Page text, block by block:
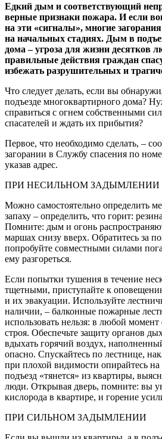
Едкий дым и соответствующий
верные признаки пожара. И если
на эти «сигналы», многие
на начальных стадиях. Дым в
дома – угроза для жизни десятков
правильные действия граждан
избежать разрушительных и
Что следует делать, если вы
подъезде многоквартирного дома?
справиться с огнем собственными
спасателей и ждать их прибытия?
Первое, что необходимо сделать, –
загорании в Службу спасения по
указав адрес.
ПРИ НЕСИЛЬНОМ ЗАДЫМЛЕНИИ
Можно самостоятельно определить
запаху – определить, что горит:
Помните: дым и огонь
маршах снизу вверх. Обратитесь за
попробуйте совместными силами
ему разгореться.
Если попытки тушения в течение
тщетными, приступайте к
и их эвакуации. Используйте
наличии, – балконные пожарные
использовать нельзя: в любой
строя. Обеспечьте защиту органов
вдыхать горячий воздух,
опасно. Спускайтесь по лестнице,
при плохой видимости опирайтесь
подъезд «тянется» из квартиры,
люди. Открывая дверь, помните: вы
кислорода в квартире, и горение
ПРИ СИЛЬНОМ ЗАДЫМЛЕНИИ